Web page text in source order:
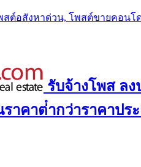
ต์อสังหาด่วน, โพสต์ขายคอนโ
รับจ้างโพส ล
าคาต่ํากว่าราคาป